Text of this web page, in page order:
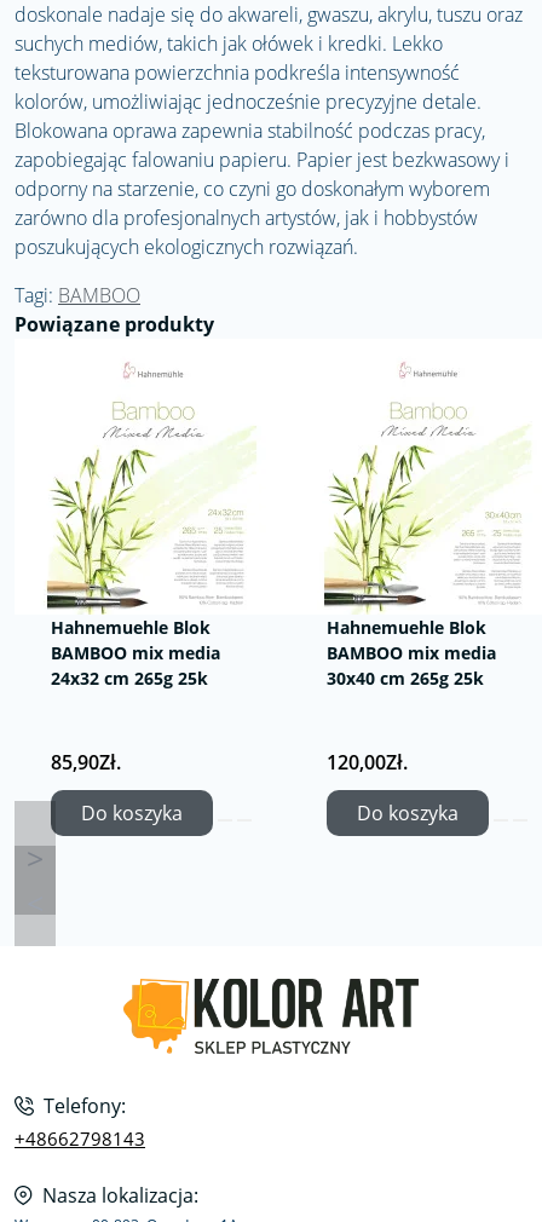
doskonale nadaje się do akwareli, gwaszu, akrylu, tuszu oraz
suchych mediów, takich jak ołówek i kredki. Lekko
teksturowana powierzchnia podkreśla intensywność
kolorów, umożliwiając jednocześnie precyzyjne detale.
Blokowana oprawa zapewnia stabilność podczas pracy,
zapobiegając falowaniu papieru. Papier jest bezkwasowy i
odporny na starzenie, co czyni go doskonałym wyborem
zarówno dla profesjonalnych artystów, jak i hobbystów
poszukujących ekologicznych rozwiązań.
Tagi: BAMBOO
Powiązane produkty
Hahnemuehle Blok
BAMBOO mix media
24x32 cm 265g 25k
85,90Zł.
Do koszyka
Hahnemuehle Blok
BAMBOO mix media
30x40 cm 265g 25k
120,00Zł.
Do koszyka
Telefony:
+48662798143
Nasza lokalizacja: